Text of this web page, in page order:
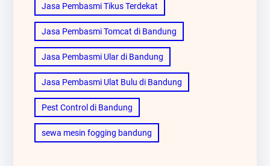
Jasa Pembasmi Tikus Terdekat
Jasa Pembasmi Tomcat di Bandung
Jasa Pembasmi Ular di Bandung
Jasa Pembasmi Ulat Bulu di Bandung
Pest Control di Bandung
sewa mesin fogging bandung